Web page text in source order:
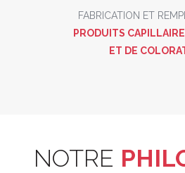
FABRICATION ET
PRODUITS
ET DE
NOTRE